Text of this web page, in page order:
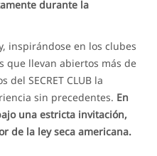
durante la
inspirándose en los clubes
que llevan abiertos más de
SECRET CLUB la
sin precedentes. En
una estricta invitación,
de la ley seca americana.